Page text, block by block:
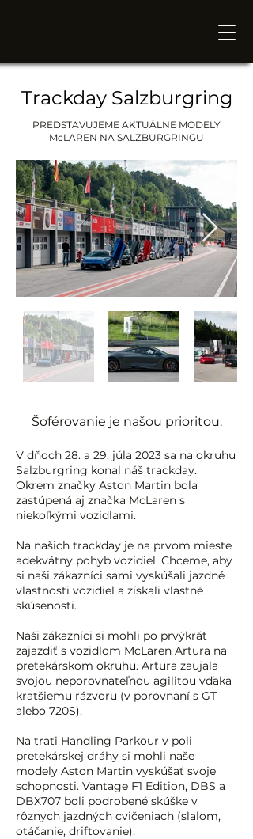
Trackday Salzburgring
PREDSTAVUJEME AKTUÁLNE MODELY
McLAREN NA SALZBURGRINGU
Šoférovanie je našou prioritou.
V dňoch 28. a 29. júla 2023 sa na okruhu
Salzburgring konal náš trackday.
Okrem značky Aston Martin bola
zastúpená aj značka McLaren s
niekoľkými vozidlami.
Na našich trackday je na prvom mieste
adekvátny pohyb vozidiel. Chceme, aby
si naši zákazníci sami vyskúšali jazdné
vlastnosti vozidiel a získali vlastné
skúsenosti.
Naši zákazníci si mohli po prvýkrát
zajazdiť s vozidlom McLaren Artura na
pretekárskom okruhu. Artura zaujala
svojou neporovnateľnou agilitou vďaka
kratšiemu rázvoru (v porovnaní s GT
alebo 720S).
Na trati Handling Parkour v poli
pretekárskej dráhy si mohli naše
modely Aston Martin vyskúšať svoje
schopnosti. Vantage F1 Edition, DBS a
DBX707 boli podrobené skúške v
rôznych jazdných cvičeniach (slalom,
otáčanie, driftovanie).